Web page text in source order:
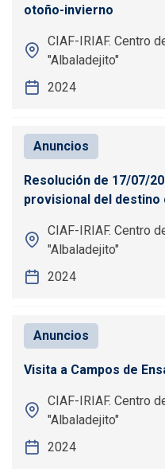
otoño-invierno
CIAF-IRIAF. Centro
"Albaladejito"
2024
Anuncios
Resolución de 17/07/
provisional del destino
CIAF-IRIAF. Centro
"Albaladejito"
2024
Anuncios
Visita a Campos de
CIAF-IRIAF. Centro
"Albaladejito"
2024